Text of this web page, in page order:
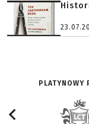
PLATYNOWY